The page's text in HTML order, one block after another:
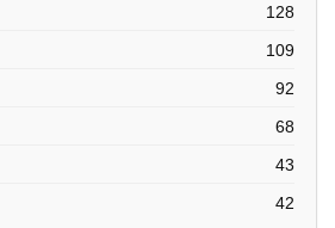
128
109
92
68
43
42